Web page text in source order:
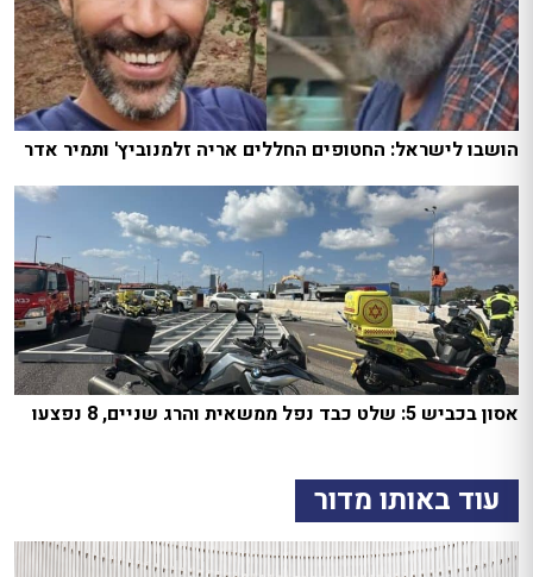
הושבו לישראל: החטופים החללים אריה זלמנוביץ' ותמיר אדר
אסון בכביש 5: שלט כבד נפל ממשאית והרג שניים, 8 נפצעו
עוד באותו מדור